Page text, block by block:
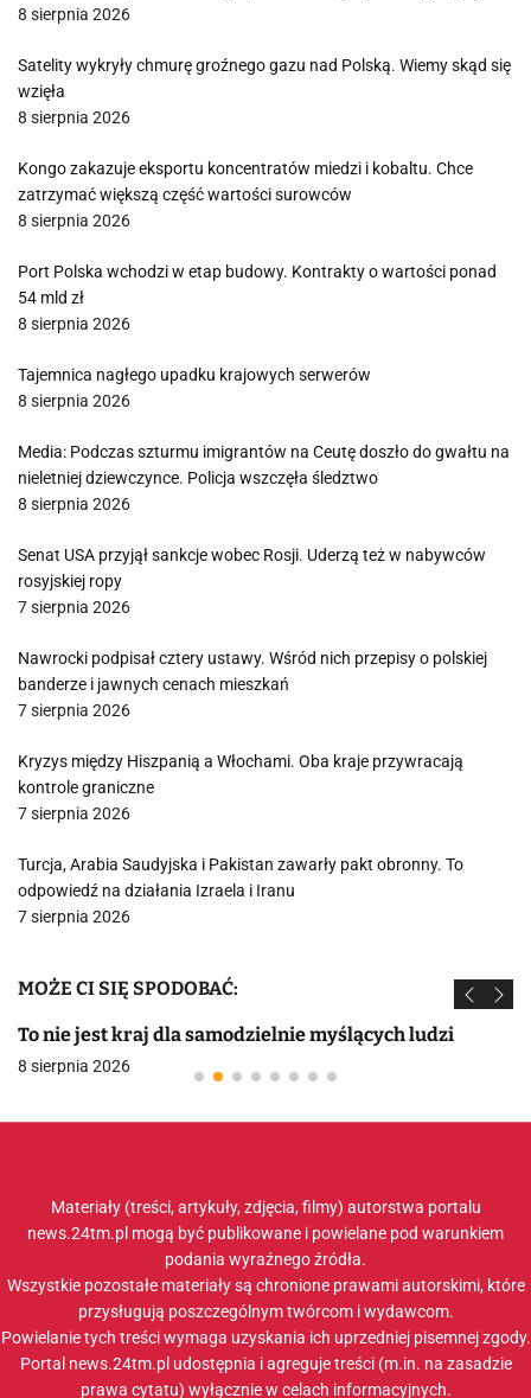
8 sierpnia 2026
Satelity wykryły chmurę groźnego gazu nad Polską. Wiemy skąd się
wzięła
8 sierpnia 2026
Kongo zakazuje eksportu koncentratów miedzi i kobaltu. Chce
zatrzymać większą część wartości surowców
8 sierpnia 2026
Port Polska wchodzi w etap budowy. Kontrakty o wartości ponad
54 mld zł
8 sierpnia 2026
Tajemnica nagłego upadku krajowych serwerów
8 sierpnia 2026
Media: Podczas szturmu imigrantów na Ceutę doszło do gwałtu na
nieletniej dziewczynce. Policja wszczęła śledztwo
8 sierpnia 2026
Senat USA przyjął sankcje wobec Rosji. Uderzą też w nabywców
rosyjskiej ropy
7 sierpnia 2026
Nawrocki podpisał cztery ustawy. Wśród nich przepisy o polskiej
banderze i jawnych cenach mieszkań
7 sierpnia 2026
Kryzys między Hiszpanią a Włochami. Oba kraje przywracają
kontrole graniczne
7 sierpnia 2026
Turcja, Arabia Saudyjska i Pakistan zawarły pakt obronny. To
odpowiedź na działania Izraela i Iranu
7 sierpnia 2026
MOŻE CI SIĘ SPODOBAĆ:
To nie jest kraj dla samodzielnie myślących ludzi
8 sierpnia 2026
Materiały (treści, artykuły, zdjęcia, filmy) autorstwa portalu
news.24tm.pl mogą być publikowane i powielane pod warunkiem
podania wyraźnego źródła.
Wszystkie pozostałe materiały są chronione prawami autorskimi, które
przysługują poszczególnym twórcom i wydawcom.
Powielanie tych treści wymaga uzyskania ich uprzedniej pisemnej zgody.
Portal news.24tm.pl udostępnia i agreguje treści (m.in. na zasadzie
prawa cytatu) wyłącznie w celach informacyjnych.